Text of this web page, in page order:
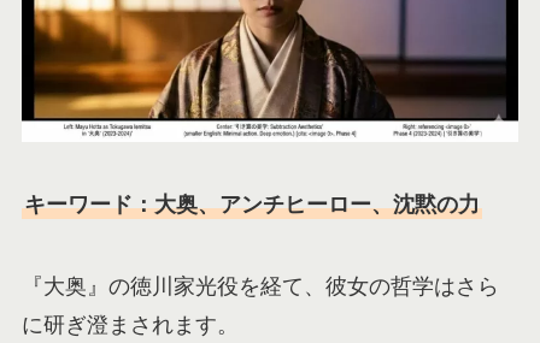
キーワード：大奥、アンチヒーロー、沈黙の力
『大奥』の徳川家光役を経て、彼女の哲学はさら
に研ぎ澄まされます。